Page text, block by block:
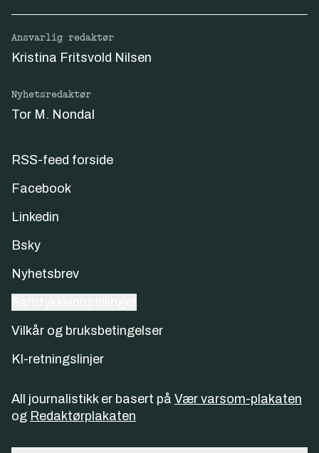
Ansvarlig redaktør
Kristina Fritsvold Nilsen
Nyhetsredaktør
Tor M. Nondal
RSS-feed forside
Facebook
Linkedin
Bsky
Nyhetsbrev
Vilkår og bruksbetingelser
KI-retningslinjer
All journalistikk er basert på Vær varsom-plakaten
og Redaktørplakaten